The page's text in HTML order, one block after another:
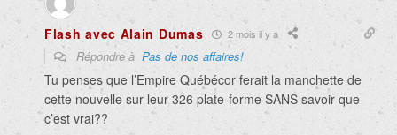
Flash avec Alain Dumas 2 mois il y a
Répondre à Pas de nos affaires!
Tu penses que l’Empire Québécor ferait la manchette de
cette nouvelle sur leur 326 plate-forme SANS savoir que
c’est vrai??